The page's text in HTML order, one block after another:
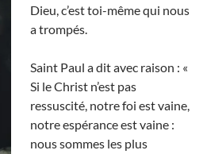
Dieu, c’est toi-même qui nous
a trompés.
Saint Paul a dit avec raison : «
Si le Christ n’est pas
ressuscité, notre foi est vaine,
notre espérance est vaine :
nous sommes les plus